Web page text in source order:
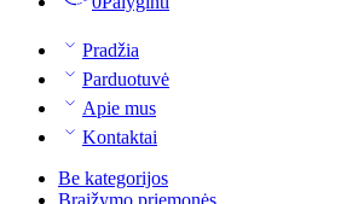
Pradžia
Parduotuvė
Apie mus
Kontaktai
Be kategorijos
Braižymo priemonės